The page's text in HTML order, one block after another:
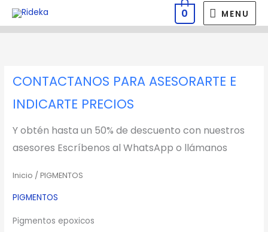
contenido
MENU
MENU
0
CONTACTANOS PARA ASESORARTE E
INDICARTE PRECIOS
Y obtén hasta un 50% de descuento con nuestros
asesores Escríbenos al WhatsApp o llámanos
Inicio / PIGMENTOS
PIGMENTOS
Pigmentos epoxicos